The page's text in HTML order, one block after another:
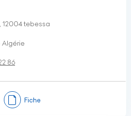
12004 tebessa
Algérie
86
Fiche